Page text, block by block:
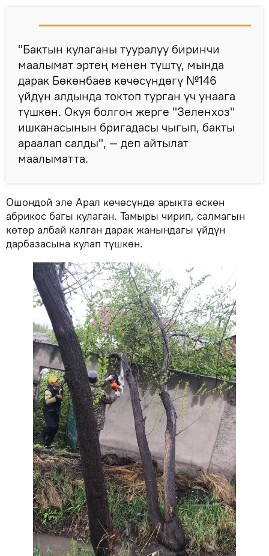
"Бактын кулаганы тууралуу биринчи
маалымат эртең менен түштү, мында
дарак Бөкөнбаев көчөсүндөгү №146
үйдүн алдында токтоп турган үч унаага
түшкөн. Окуя болгон жерге "Зеленхоз"
ишканасынын бригадасы чыгып, бакты
араалап салды", — деп айтылат
маалыматта.
Ошондой эле Арал көчөсүндө арыкта өскөн
абрикос багы кулаган. Тамыры чирип, салмагын
көтөр албай калган дарак жанындагы үйдүн
дарбазасына кулап түшкөн.